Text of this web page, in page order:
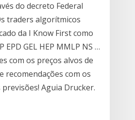
do decreto Federal
traders algorítmicos
da I Know First como
GEL HEP MMLP NS …
com os preços alvos de
recomendações com os
Aguia Drucker.